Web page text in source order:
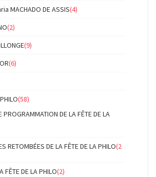
MACHADO DE ASSIS(4)
(2)
(9)
(6)
(58)
PROGRAMMATION DE LA FÊTE DE LA
RETOMBÉES DE LA FÊTE DE LA PHILO(2
FÊTE DE LA PHILO(2)